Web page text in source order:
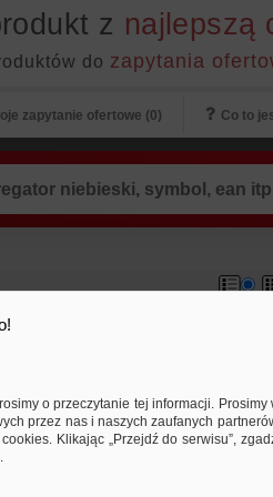
z najlepszą
do zapytania
zapytanie ofertowe (0) Co to
rozwijana manualnie ze
o przeczytanie tej informacji.
przez nas i naszych zaufanych
Klikając „Przejdź do serwisu”,